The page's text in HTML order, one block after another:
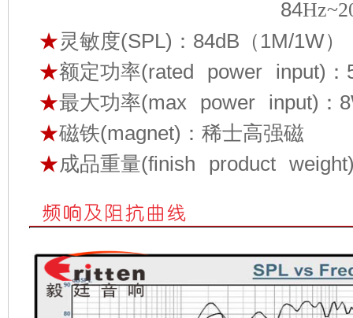
84
★灵敏度(SPL)：84dB（1M/1W）
★额定功率(rated power input)：
★最大功率(max power input)：
★磁铁(magnet)：稀士高强磁
★成品重量(finish product